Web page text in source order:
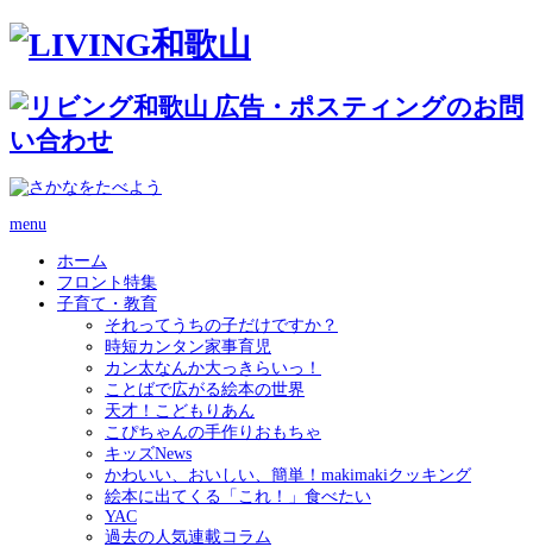
menu
ホーム
フロント特集
子育て・教育
それってうちの子だけですか？
時短カンタン家事育児
カン太なんか大っきらいっ！
ことばで広がる絵本の世界
天才！こどもりあん
こぴちゃんの手作りおもちゃ
キッズNews
かわいい、おいしい、簡単！makimakiクッキング
絵本に出てくる「これ！」食べたい
YAC
過去の人気連載コラム